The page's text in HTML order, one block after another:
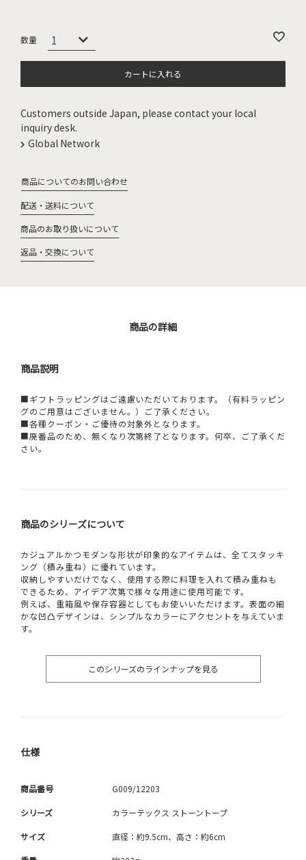
カートに入れる
Customers outside Japan, please contact your local
inquiry desk.
Global Network
商品についてのお問い合わせ
配送・送料について
商品のお取り扱いについて
返品・交換について
商品の詳細
商品説明
■ギフトラッピングはご遠慮いただいております。（有料ラッピン
グのご用意はございません。）ご了承ください。
■各種クーポン・ご優待の対象外となります。
■廃番品のため、無くなり次第終了となります。何卒、ご了承くだ
さい。
商品のシリーズについて
カジュアルかつモダンな形状が印象的なアイテムは、全てスタッキ
ング（積み重ね）に優れています。
収納しやすいだけでなく、使用する際に料理を入れて積み重ねも
できるため、アイデア次第で様々な用途に使用可能です。
例えば、重箱風や保存容器としてもお使いいただけます。表面の細
かな凹凸デザインは、シンプルなカラーにアクセントを与えていま
す。
このシリーズのラインナップを見る
仕様
商品番号 G009/12203
シリーズ カラーテックス ストーントープ
サイズ 直径：約9.5cm、高さ：約6cm